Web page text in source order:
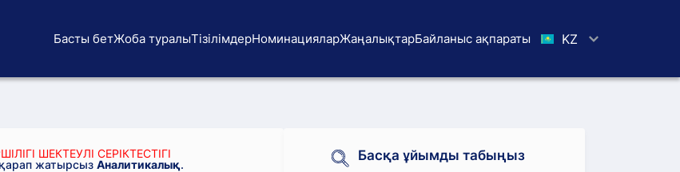
Басты бетЖоба туралыТізілімдерНоминацияларЖаңалықтарБайланыс ақпараты KZ
ШЕКТЕУЛІ СЕРІКТЕСТІГІ
қарап жатырсыз Аналитикалық.
Басқа ұйымды табыңыз